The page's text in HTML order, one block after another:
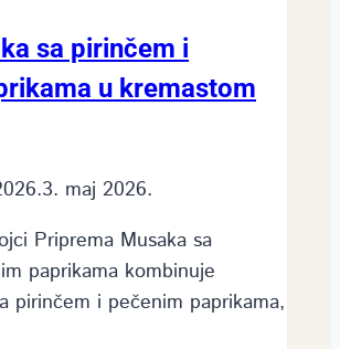
sa pirinčem i
u kremastom
3. maj 2026.
Priprema Musaka sa
paprikama kombinuje
pirinčem i pečenim paprikama,